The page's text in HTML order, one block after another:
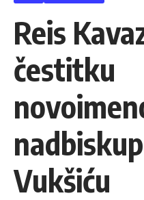
Reis
čestitku
Vukšiću